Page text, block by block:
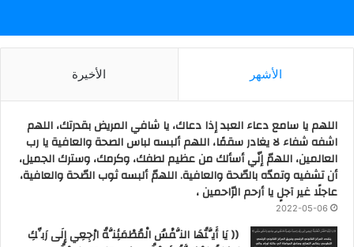
الأشهر الأخيرة
اللهم يا سامع دعاء العبد إذا دعاك، يا شافي المريض بقدرتك، اللهم
اشفه شفاء لا يغادر سقمًا، اللهم ألبسه لباس الصحة والعافية يا رب
العالمين، اللهمّ إنّي أسألك من عظيم لطفك، وكرمك، وسترك الجميل،
أن تشفيه وتمدّه بالصّحة والعافية. اللهمّ ألبسه ثوب الصّحة والعافية،
عاجلًا غير آجلٍ يا أرحم الرّاحمين ،
2022-05-06
(( يَا أَيَّتُهَا النَّفْسُ الْمُطْمَئِنَّةُ ارْجِعِي إِلَى رَبِّكِ